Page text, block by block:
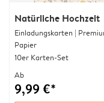
Natürliche Hochzeit
Einladungskarten |
Papier
10er Karten-Set
Ab
9,99 €*